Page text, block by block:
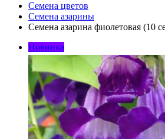
Семена цветов
Семена азарины
Семена азарина фиолетовая (10
Новинка